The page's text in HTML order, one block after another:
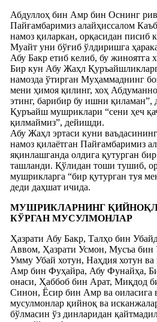
Абдуллоҳ бин Амр бин Оснинг
Пайғамбаримиз алайҳиссалом
намоз қиларкан, орқасидан писиб
Муайт уни бўғиб ўлдиришга
Абу Бакр етиб келиб, бу жиноятга
Бир кун Абу Жаҳл
намозда ўтирган Муҳаммаднинг
мени ҳимоя қилинг, хоҳ
этинг, барибир бу ишни қиламан”,
Қуръайш мушриклари “сени ҳеч
қилмаймиз”, дейишди.
Абу Жаҳл эртаси куни
намоз қилаётган Пайғамбаримиз
яқинлашганда олдига қутурган
ташланди. Қўлидан тоши тушиб,
мушрикларга “бир қутурган туя
деди даҳшат ичида.
МУШРИКЛАРНИНГ
КЎРГАН МУСУЛМОНЛАР
Ҳазрати Абу Бакр, Талҳо бин
Аввом, Ҳазрати Усмон, Мусъа бин
Умму Убай хотун, Наҳдия хотун ва
Амр бин Фуҳайра, Абу Фунайҳа,
онаси, Ҳаббоб бин Арат, Миқдод
Синон, Ёсир бин Амр ва оиласига
мусулмонлар қийноқ ва
бўлмасин ўз динларидан